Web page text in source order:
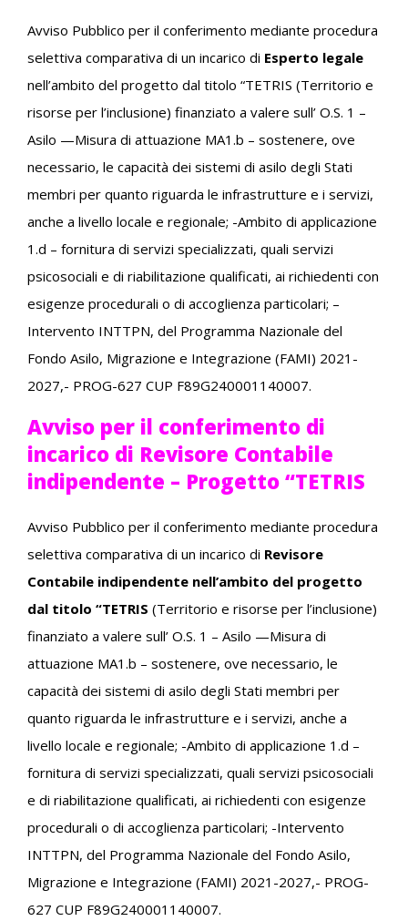
Avviso Pubblico per il conferimento mediante procedura
selettiva comparativa di un incarico di Esperto legale
nell’ambito del progetto dal titolo “TETRIS (Territorio e
risorse per l’inclusione) finanziato a valere sull’ O.S. 1 –
Asilo —Misura di attuazione MA1.b – sostenere, ove
necessario, le capacità dei sistemi di asilo degli Stati
membri per quanto riguarda le infrastrutture e i servizi,
anche a livello locale e regionale; -Ambito di applicazione
1.d – fornitura di servizi specializzati, quali servizi
psicosociali e di riabilitazione qualificati, ai richiedenti con
esigenze procedurali o di accoglienza particolari; –
Intervento INTTPN, del Programma Nazionale del
Fondo Asilo, Migrazione e Integrazione (FAMI) 2021-
2027,- PROG-627 CUP F89G240001140007.
Avviso per il conferimento di
incarico di Revisore Contabile
indipendente – Progetto “TETRIS
Avviso Pubblico per il conferimento mediante procedura
selettiva comparativa di un incarico di Revisore
Contabile indipendente nell’ambito del progetto
dal titolo “TETRIS (Territorio e risorse per l’inclusione)
finanziato a valere sull’ O.S. 1 – Asilo —Misura di
attuazione MA1.b – sostenere, ove necessario, le
capacità dei sistemi di asilo degli Stati membri per
quanto riguarda le infrastrutture e i servizi, anche a
livello locale e regionale; -Ambito di applicazione 1.d –
fornitura di servizi specializzati, quali servizi psicosociali
e di riabilitazione qualificati, ai richiedenti con esigenze
procedurali o di accoglienza particolari; -Intervento
INTTPN, del Programma Nazionale del Fondo Asilo,
Migrazione e Integrazione (FAMI) 2021-2027,- PROG-
627 CUP F89G240001140007.